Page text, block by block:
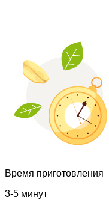
Время приготовления
3-5 минут